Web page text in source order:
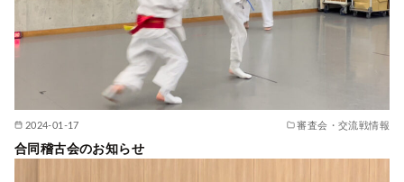
2024-01-17 審査会・交流戦情報
合同稽古会のお知らせ